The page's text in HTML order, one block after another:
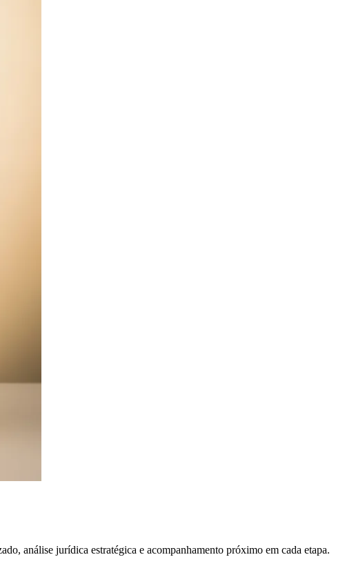
análise jurídica estratégica e acompanhamento próximo em cada etapa.